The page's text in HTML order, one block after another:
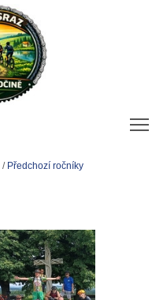
/ Předchozí ročníky